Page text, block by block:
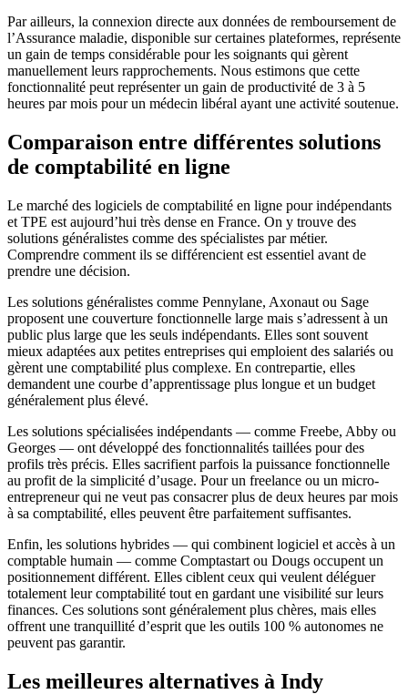
Par ailleurs, la connexion directe aux données de remboursement de
l’Assurance maladie, disponible sur certaines plateformes, représente
un gain de temps considérable pour les soignants qui gèrent
manuellement leurs rapprochements. Nous estimons que cette
fonctionnalité peut représenter un gain de productivité de 3 à 5
heures par mois pour un médecin libéral ayant une activité soutenue.
Comparaison entre différentes solutions
de comptabilité en ligne
Le marché des logiciels de comptabilité en ligne pour indépendants
et TPE est aujourd’hui très dense en France. On y trouve des
solutions généralistes comme des spécialistes par métier.
Comprendre comment ils se différencient est essentiel avant de
prendre une décision.
Les solutions généralistes comme Pennylane, Axonaut ou Sage
proposent une couverture fonctionnelle large mais s’adressent à un
public plus large que les seuls indépendants. Elles sont souvent
mieux adaptées aux petites entreprises qui emploient des salariés ou
gèrent une comptabilité plus complexe. En contrepartie, elles
demandent une courbe d’apprentissage plus longue et un budget
généralement plus élevé.
Les solutions spécialisées indépendants — comme Freebe, Abby ou
Georges — ont développé des fonctionnalités taillées pour des
profils très précis. Elles sacrifient parfois la puissance fonctionnelle
au profit de la simplicité d’usage. Pour un freelance ou un micro-
entrepreneur qui ne veut pas consacrer plus de deux heures par mois
à sa comptabilité, elles peuvent être parfaitement suffisantes.
Enfin, les solutions hybrides — qui combinent logiciel et accès à un
comptable humain — comme Comptastart ou Dougs occupent un
positionnement différent. Elles ciblent ceux qui veulent déléguer
totalement leur comptabilité tout en gardant une visibilité sur leurs
finances. Ces solutions sont généralement plus chères, mais elles
offrent une tranquillité d’esprit que les outils 100 % autonomes ne
peuvent pas garantir.
Les meilleures alternatives à Indy